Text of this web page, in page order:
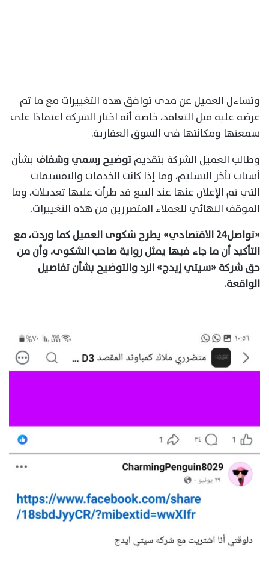
وتساءل العميل عن مدى توافق هذه التغييرات مع ما تم
عرضه عليه قبل التعاقد، خاصة أنه اختار الشركة اعتمادًا على
سمعتها ومكانتها في السوق العقارية.
وطالب العميل الشركة بتقديمتوضيح رسمي وشفاف بشأن
أسباب تأخر التسليم، وما إذا كانت الخدمات والتقسيمات
التي تم الإعلان عنها عند البيع قد طرأت عليها تعديلات، وما
الموقف النهائي للعملاء المتضررين من هذه التغييرات.
«تواصل٢٤ الاقتصادي» يطرح شكوى العميل كما وردت، مع
التأكيد أن ما جاء فيها يمثل رواية صاحب الشكوى، وأن من
حق شركة «سيتي إيدج» الرد والتوضيح بشأن تفاصيل
الواقعة.